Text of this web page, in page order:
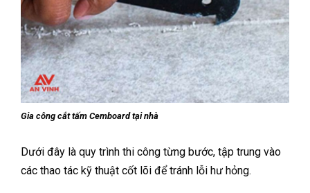
Gia công cắt tấm Cemboard tại nhà
Dưới đây là quy trình thi công từng bước, tập trung vào
các thao tác kỹ thuật cốt lõi để tránh lỗi hư hỏng.